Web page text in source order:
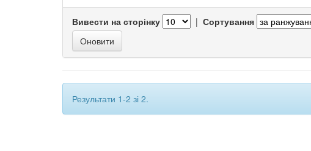
Вивести на сторінку | Сортування
Результати 1-2 зі 2.